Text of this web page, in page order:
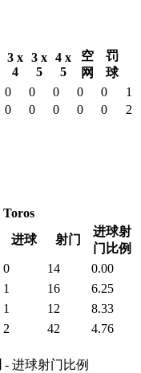
3 x
4
3 x
5
4 x
5
空
网
罚
球
0 0 0 0 0
1
0 0 0 0 0
2
Toros
进球 射门
进球射
门比例
0 14
0.00
1 16
6.25
1 12
8.33
2 42
4.76
- 进球射门比例